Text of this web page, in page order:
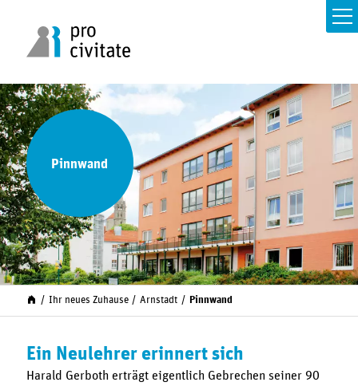
Pinnwand
Ihr neues Zuhause Arnstadt Pinnwand
Ein Neulehrer erinnert sich
Harald Gerboth erträgt eigentlich Gebrechen seiner 90